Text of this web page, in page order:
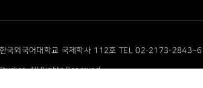
국외국어대학교 국제학사 112호 TEL 02-2173-
All Rights Reserved.